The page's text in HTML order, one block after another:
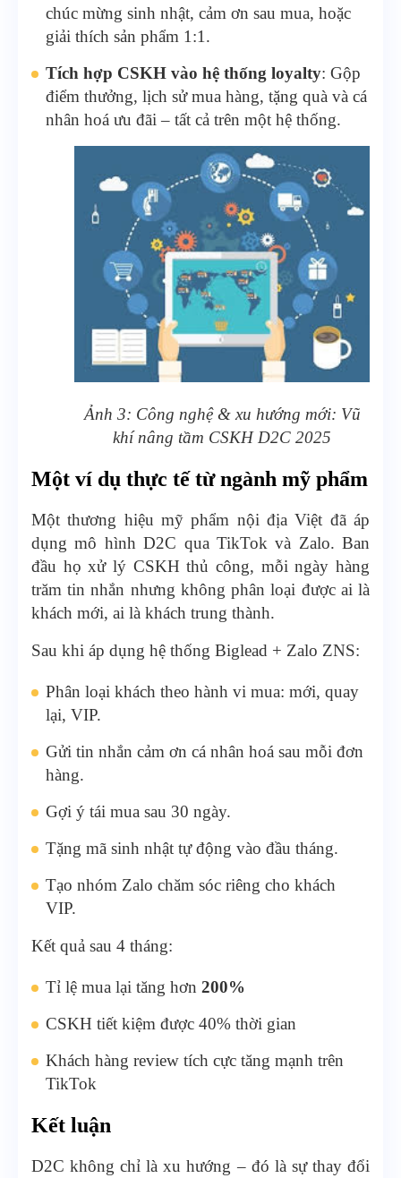
chúc mừng sinh nhật, cảm ơn sau mua, hoặc
giải thích sản phẩm 1:1.
Tích hợp CSKH vào hệ thống loyalty: Gộp
điểm thưởng, lịch sử mua hàng, tặng quà và cá
nhân hoá ưu đãi – tất cả trên một hệ thống.
Ảnh 3: Công nghệ & xu hướng mới: Vũ
khí nâng tầm CSKH D2C 2025
Một ví dụ thực tế từ ngành mỹ phẩm
Một thương hiệu mỹ phẩm nội địa Việt đã áp
dụng mô hình D2C qua TikTok và Zalo. Ban
đầu họ xử lý CSKH thủ công, mỗi ngày hàng
trăm tin nhắn nhưng không phân loại được ai là
khách mới, ai là khách trung thành.
Sau khi áp dụng hệ thống Biglead + Zalo ZNS:
Phân loại khách theo hành vi mua: mới, quay
lại, VIP.
Gửi tin nhắn cảm ơn cá nhân hoá sau mỗi đơn
hàng.
Gợi ý tái mua sau 30 ngày.
Tặng mã sinh nhật tự động vào đầu tháng.
Tạo nhóm Zalo chăm sóc riêng cho khách
VIP.
Kết quả sau 4 tháng:
Tỉ lệ mua lại tăng hơn 200%
CSKH tiết kiệm được 40% thời gian
Khách hàng review tích cực tăng mạnh trên
TikTok
Kết luận
D2C không chỉ là xu hướng – đó là sự thay đổi